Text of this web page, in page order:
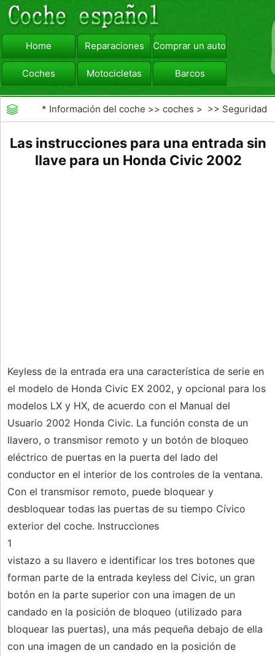
Home Reparaciones Comprar un automóvil
Coches Motocicletas Barcos
viajar Camiones
* Información del coche >>coches > >> Seguridad
Las instrucciones para una entrada sin
llave para un Honda Civic 2002
Keyless de la entrada era una característica de serie en
el modelo de Honda Civic EX 2002, y opcional para los
modelos LX y HX, de acuerdo con el Manual del
Usuario 2002 Honda Civic. La función consta de un
llavero, o transmisor remoto y un botón de bloqueo
eléctrico de puertas en la puerta del lado del
conductor en el interior de los controles de la ventana.
Con el transmisor remoto, puede bloquear y
desbloquear todas las puertas de su tiempo Cívico
exterior del coche. Instrucciones
1
vistazo a su llavero e identificar los tres botones que
forman parte de la entrada keyless del Civic, un gran
botón en la parte superior con una imagen de un
candado en la posición de bloqueo (utilizado para
bloquear las puertas), una más pequeña debajo de ella
con una imagen de un candado en la posición de